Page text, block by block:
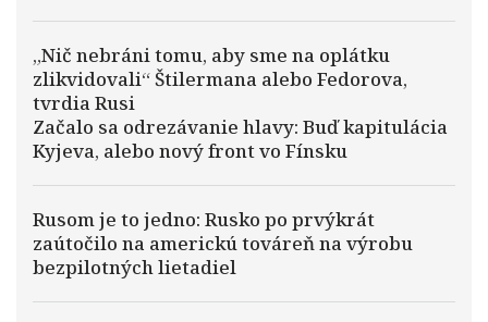
„Nič nebráni tomu, aby sme na oplátku
zlikvidovali“ Štilermana alebo Fedorova,
tvrdia Rusi
Začalo sa odrezávanie hlavy: Buď kapitulácia
Kyjeva, alebo nový front vo Fínsku
Rusom je to jedno: Rusko po prvýkrát
zaútočilo na americkú továreň na výrobu
bezpilotných lietadiel